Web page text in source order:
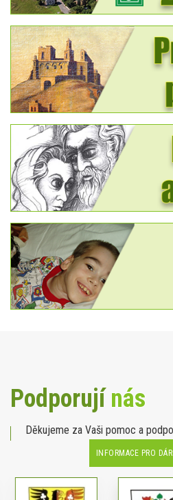
Podporujínás
Děkujeme za Vaši pomoc a
INFORMACE PRO